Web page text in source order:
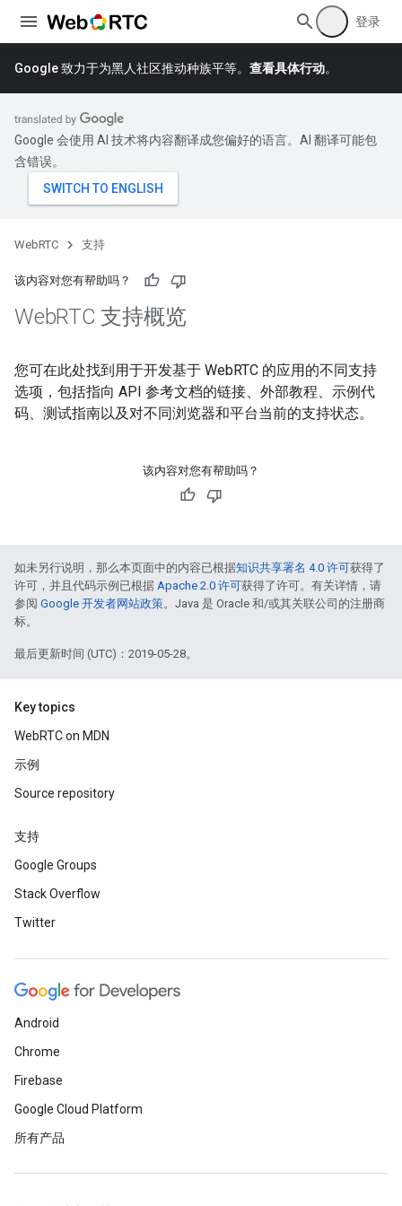
登录
Google 致力于为黑人社区推动种族平等。 查看具体行动。
Google 会使用 AI 技术将内容翻译成您偏好的语言。AI 翻译可能包
含错误。
WebRTC 支持
该内容对您有帮助吗？
WebRTC 支持概览
您可在此处找到用于开发基于 WebRTC 的应用的不同支持
选项，包括指向 API 参考文档的链接、外部教程、示例代
码、测试指南以及对不同浏览器和平台当前的支持状态。
该内容对您有帮助吗？
如未另行说明，那么本页面中的内容已根据知识共享署名 4.0 许可获得了
许可，并且代码示例已根据 Apache 2.0 许可获得了许可。有关详情，请
参阅 Google 开发者网站政策。Java 是 Oracle 和/或其关联公司的注册商
标。
最后更新时间 (UTC)：2019-05-28。
Key topics
WebRTC on MDN
示例
Source repository
支持
Google Groups
Stack Overflow
Twitter
Android
Chrome
Firebase
Google Cloud Platform
所有产品